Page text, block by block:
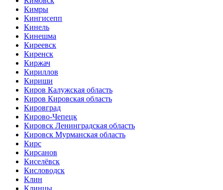
Кимры
Кингисепп
Кинель
Кинешма
Киреевск
Киренск
Киржач
Кириллов
Кириши
Киров Калужская область
Киров Кировская область
Кировград
Кирово-Чепецк
Кировск Ленинградская область
Кировск Мурманская область
Кирс
Кирсанов
Киселёвск
Кисловодск
Клин